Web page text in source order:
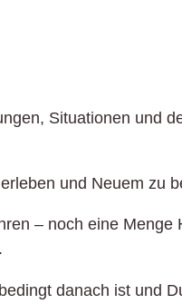
Situationen und
und Neuem zu
– noch eine Menge
danach ist und